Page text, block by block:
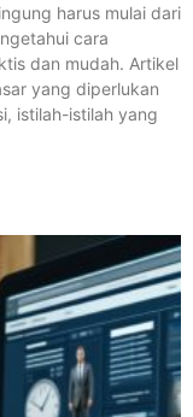
harus mulai dari
cara
dan mudah. Artikel
yang diperlukan
istilah-istilah yang